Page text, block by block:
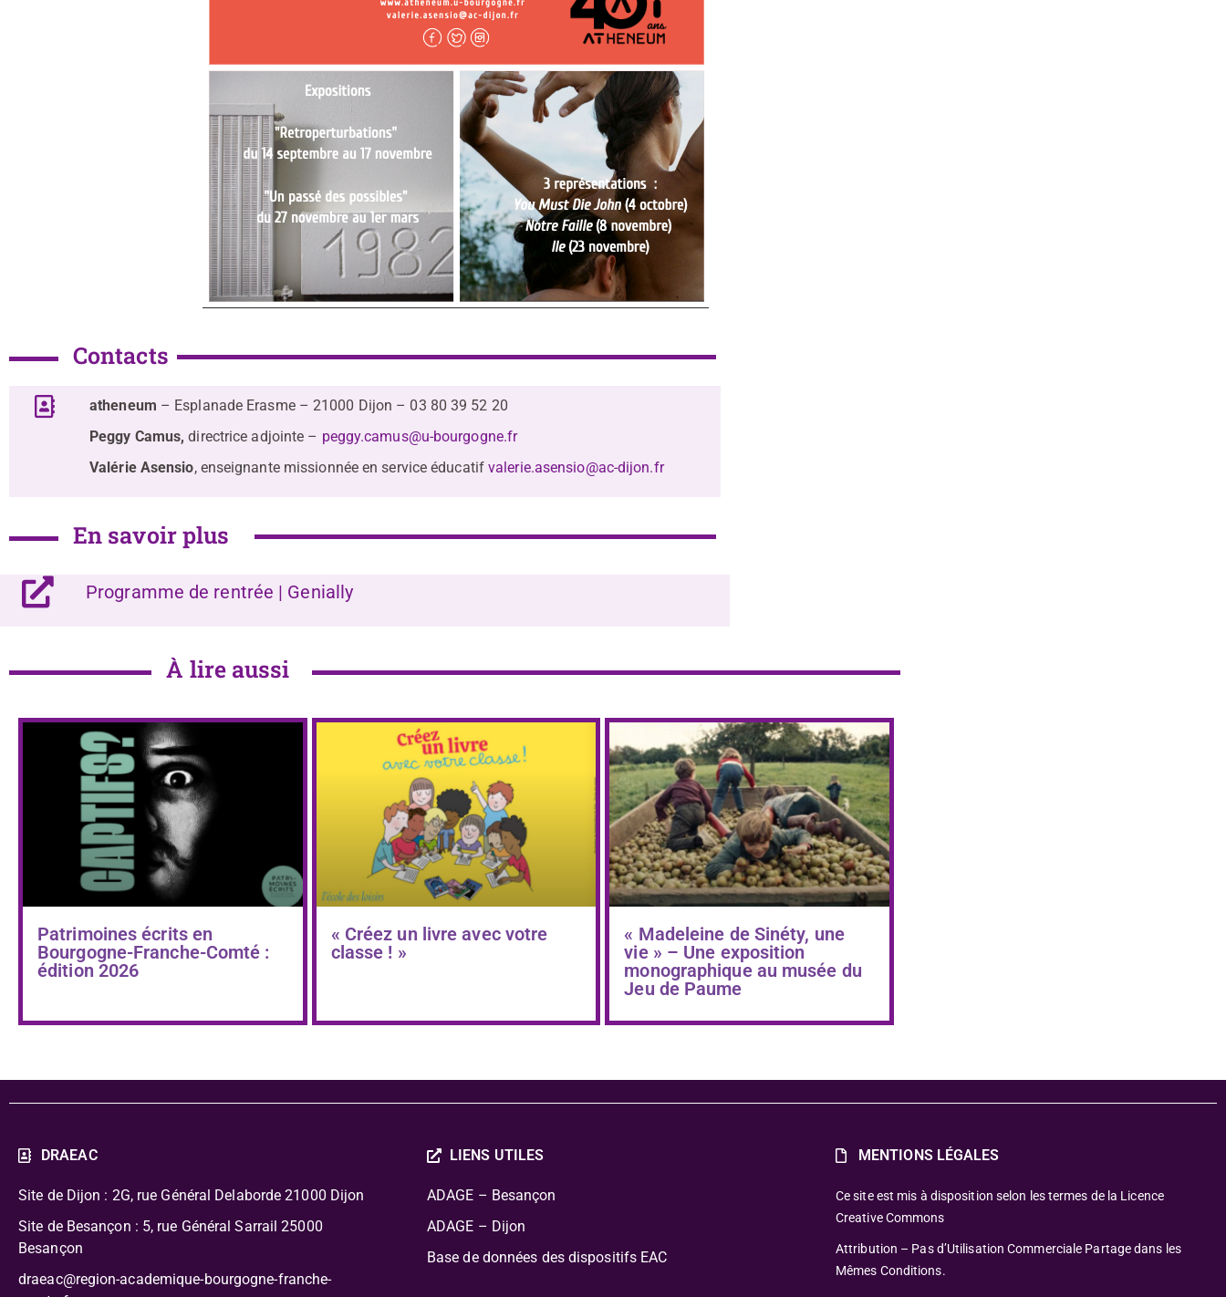
Contacts
atheneum – Esplanade Erasme – 21000 Dijon – 03 80 39 52 20
Peggy Camus,directrice adjointe – peggy.camus@u-bourgogne.fr
Valérie Asensio, enseignante missionnée en service éducatifvalerie.asensio@ac-dijon.fr
En savoir plus
Programme de rentrée | Genially
À lire aussi
Patrimoines écrits en
Bourgogne-Franche-Comté :
édition 2026
« Créez un livre avec votre
classe ! »
« Madeleine de Sinéty, une
vie » – Une exposition
monographique au musée du
Jeu de Paume
DRAEAC
Site de Dijon : 2G, rue Général Delaborde 21000 Dijon
Site de Besançon : 5, rue Général Sarrail 25000
Besançon
draeac@region-academique-bourgogne-franche-
LIENS UTILES
ADAGE – Besançon
ADAGE – Dijon
Base de données des dispositifs EAC
MENTIONS LÉGALES
Ce site est mis à disposition selon les termes de la Licence
Creative Commons
Attribution – Pas d’Utilisation Commerciale Partage dans les
Mêmes Conditions.